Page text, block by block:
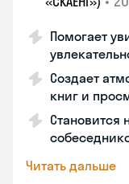
Помогает
Создает
книг и
Становится
Читать дальше